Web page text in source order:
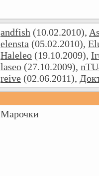
andfish (10.02.2010),
elensta (05.02.2010),
Haleleo (19.10.2009),
laseo (27.10.2009),
reive (02.06.2011),
Марочки